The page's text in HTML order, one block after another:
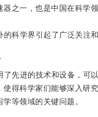
器之一，也是中国在科学
科学界引起了广泛关注和
先进的技术和设备，可
使得科学家们能够深入研
等领域的关键问题。